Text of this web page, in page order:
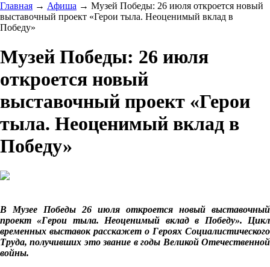
Главная → Афиша → Музей Победы: 26 июля откроется новый
выставочный проект «Герои тыла. Неоценимый вклад в
Победу»
Музей Победы: 26 июля
откроется новый
выставочный проект «Герои
тыла. Неоценимый вклад в
Победу»
В Музее Победы 26 июля откроется новый выставочный
проект «Герои тыла. Неоценимый вклад в Победу». Цикл
временных выставок расскажет о Героях Социалистического
Труда, получивших это звание в годы Великой Отечественной
войны.